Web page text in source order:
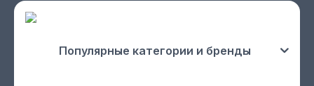
Популярные категории и бренды